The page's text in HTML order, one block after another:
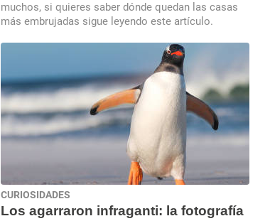
muchos, si quieres saber dónde quedan las casas
más embrujadas sigue leyendo este artículo.
CURIOSIDADES
Los agarraron infraganti: la fotografía